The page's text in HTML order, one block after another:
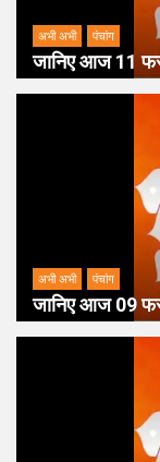
अभी अभी पंचांग
जानिए आज 11
अभी अभी पंचांग
जानिए आज 09